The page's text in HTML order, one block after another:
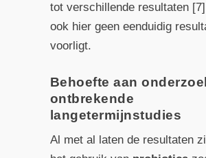
tot verschillende resultaten
ook hier geen eenduidig
voorligt.
Behoefte aan
ontbrekende
langetermijnstudies
Al met al laten de resultaten